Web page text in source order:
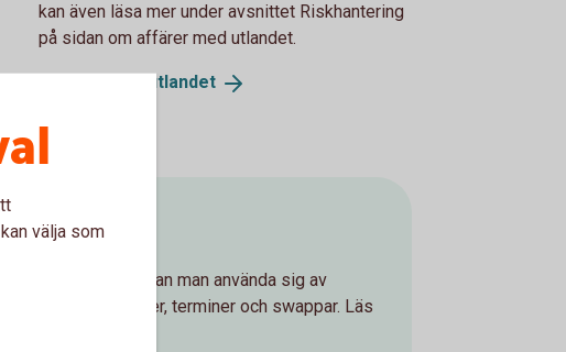
kan även läsa mer under avsnittet Riskhantering
på sidan om affärer med utlandet.
utlandet
motparter kan man använda sig av
till exempel optioner, terminer och swappar. Läs
välja som